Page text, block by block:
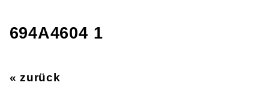
694A4604 1
« zurück